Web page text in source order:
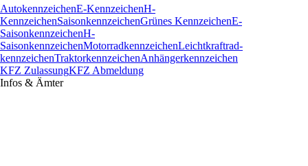
AutokennzeichenE-KennzeichenH-
KennzeichenSaisonkennzeichenGrünes KennzeichenE-
SaisonkennzeichenH-
SaisonkennzeichenMotorradkennzeichenLeichtkraftrad­
kennzeichenTraktorkennzeichenAnhängerkennzeichen
KFZ ZulassungKFZ Abmeldung
Infos & Ämter